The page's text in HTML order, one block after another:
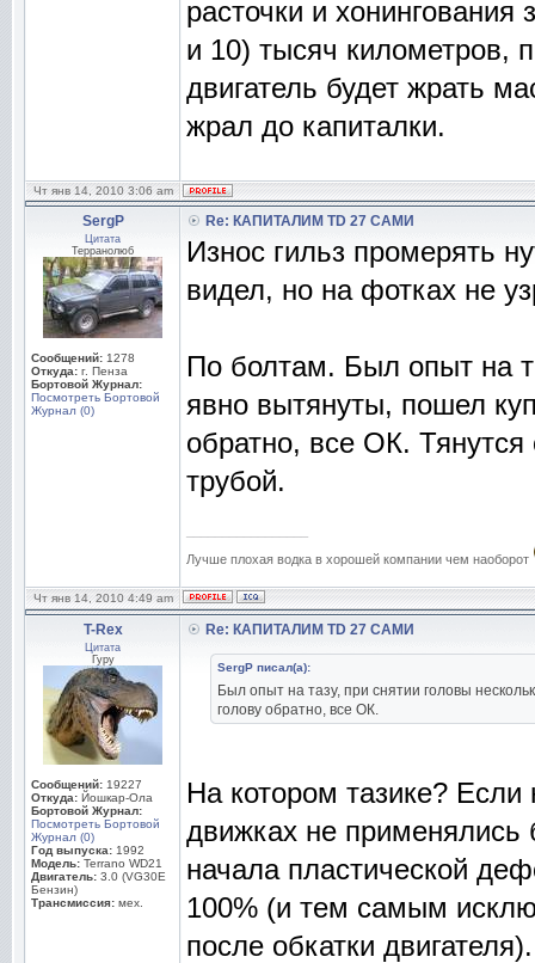
расточки и
и 10) тысяч километров,
двигатель будет жрать
жрал до капиталки.
Чт янв 14, 2010 3:06 am
SergP
Цитата
Терранолюб
Сообщений: 1278
Откуда: г. Пенза
Бортовой Журнал:
Посмотреть Бортовой
Журнал (0)
Re: КАПИТАЛИМ TD 27 САМИ
Износ гильз промерять
видел, но на фотках не
По болтам. Был опыт на
явно вытянуты, пошел
обратно, все ОК. Тянутся
трубой.
Лучше плохая водка в хорошей компании чем наоборот
Чт янв 14, 2010 4:49 am
T-Rex
Цитата
Гуру
Сообщений: 19227
Откуда: Йошкар-Ола
Бортовой Журнал:
Посмотреть Бортовой
Журнал (0)
Год выпуска: 1992
Модель: Terrano WD21
Двигатель: 3.0 (VG30E
Бензин)
Трансмиссия: мех.
Re: КАПИТАЛИМ TD 27 САМИ
SergP писал(а):
Был опыт на тазу, при снятии головы
голову обратно, все ОК.
На котором тазике? Если
движках не применялись
начала пластической
100% (и тем самым
после обкатки двигателя).